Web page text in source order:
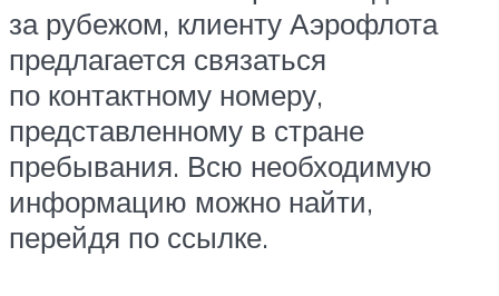
за рубежом, клиенту Аэрофлота
предлагается связаться
по контактному номеру,
представленному в стране
пребывания. Всю необходимую
информацию можно найти,
перейдя по ссылке.